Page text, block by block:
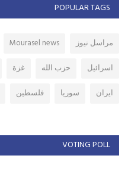
POPULAR TAGS
مراسل نيوز Mourasel news
اسرائيل
حزب الله غزة
ايران
سوريا فلسطين
VOTING POLL